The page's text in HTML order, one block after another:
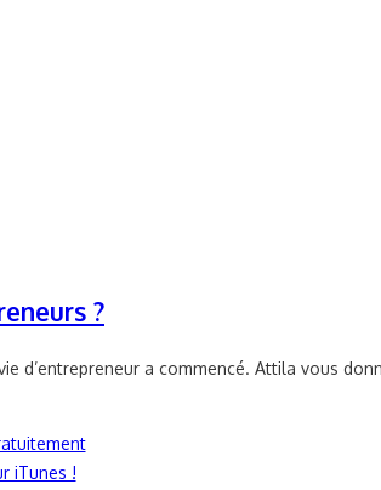
?
d’entrepreneur a commencé. Attila vous
iTunes !